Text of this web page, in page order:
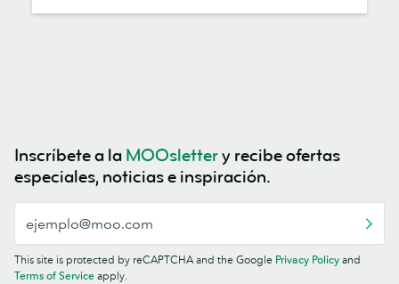
Inscríbete a la MOOslettery recibe ofertas
especiales, noticias e inspiración.
This site is protected by reCAPTCHA and the Google Privacy Policy and
Terms of Service apply.